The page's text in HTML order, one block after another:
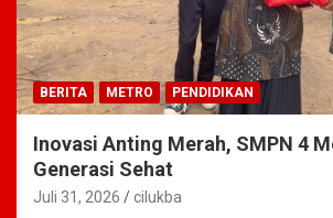
BERITA METRO PENDIDIKAN
Inovasi Anting Merah, SMPN 4
Generasi Sehat
Juli 31, 2026 cilukba